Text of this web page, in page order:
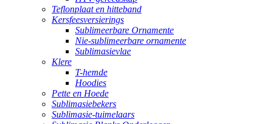
Teflonplaat en hitteband
Kersfeesversierings
Sublimeerbare Ornamente
Nie-sublimeerbare ornamente
Sublimasievlae
Klere
T-hemde
Hoodies
Pette en Hoede
Sublimasiebekers
Sublimasie-tuimelaars